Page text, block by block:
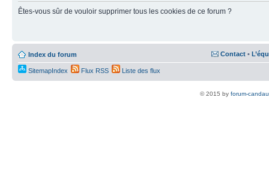
Êtes-vous sûr de vouloir supprimer tous les cookies de ce forum ?
Index du forum Contact •
SitemapIndex Flux RSS Liste des flux
© 2015 by forum-